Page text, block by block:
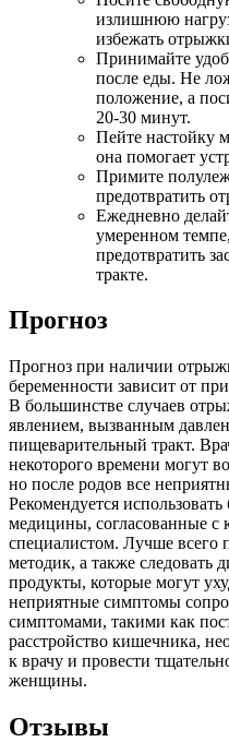
излишнюю
избежать
Принимайте
после еды. Не
положение, а
20-30 минут.
Пейте настойку
она помогает
Примите
предотвратить
Ежедневно
умеренном
предотвратить
тракте.
Прогноз
Прогноз при наличии
беременности зависит от
В большинстве случаев
явлением, вызванным
пищеварительный тракт.
некоторого времени могут
но после родов все
Рекомендуется
медицины, согласованные
специалистом. Лучше всего
методик, а также следовать
продукты, которые могут
неприятные симптомы
симптомами, такими как
расстройство кишечника,
к врачу и провести
женщины.
Отзывы